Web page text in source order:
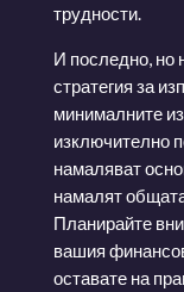
трудности.
И последно, но
стратегия за
минималните
изключително
намаляват
намалят
Планирайте
вашия
оставате на